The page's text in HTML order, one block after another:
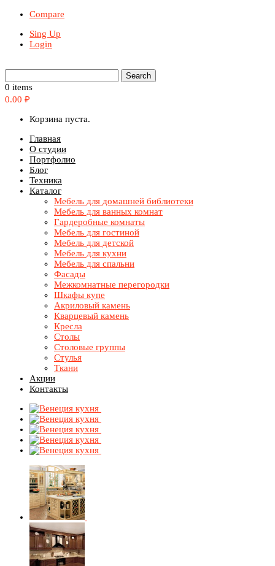
Compare
Sing Up
Login
0 items
0.00 ₽
Корзина пуста.
Главная
О студии
Портфолио
Блог
Техника
Каталог
Мебель для домашней библиотеки
Мебель для ванных комнат
Гардеробные комнаты
Мебель для гостиной
Мебель для детской
Мебель для кухни
Мебель для спальни
Фасады
Межкомнатные перегородки
Шкафы купе
Акриловый камень
Кварцевый камень
Кресла
Столы
Столовые группы
Стулья
Ткани
Акции
Контакты